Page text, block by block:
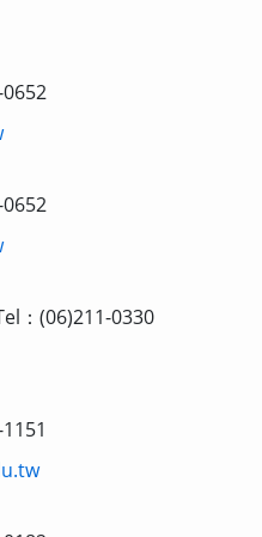
：(06)211-0330